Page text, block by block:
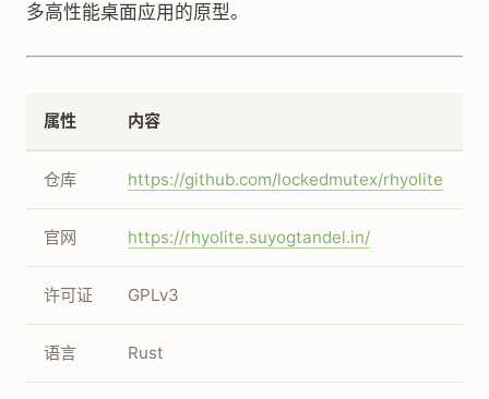
多高性能桌面应用的原型。
属性 内容
仓库 https://github.com/lockedmutex/rhyolite
官网 https://rhyolite.suyogtandel.in/
许可证 GPLv3
语言 Rust